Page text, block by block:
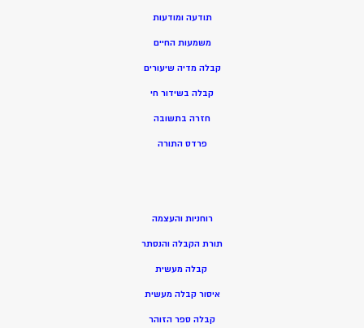
תודעה ומודעות
משמעות החיים
קבלה מדיה שיעורים
קבלה בשידור חי
חזרה בתשובה
פרדס התורה
רוחניות והעצמה
תורת הקבלה והנסתר
קבלה מעשית
איסור קבלה מעשית
קבלה ספר הזוהר